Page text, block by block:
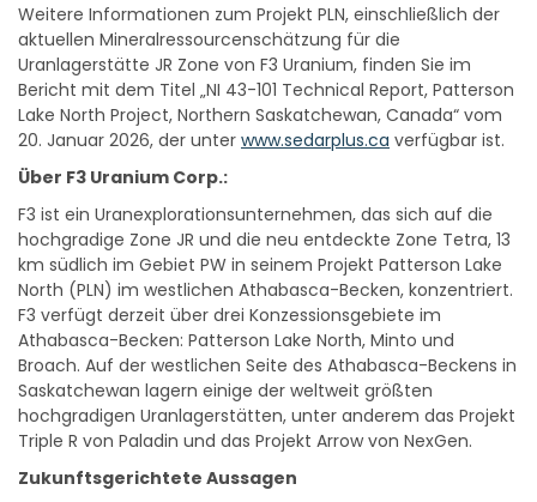
Weitere Informationen zum Projekt PLN, einschließlich der
aktuellen Mineralressourcenschätzung für die
Uranlagerstätte JR Zone von F3 Uranium, finden Sie im
Bericht mit dem Titel „NI 43-101 Technical Report, Patterson
Lake North Project, Northern Saskatchewan, Canada“ vom
20. Januar 2026, der unter www.sedarplus.ca verfügbar ist.
Über F3 Uranium Corp.:
F3 ist ein Uranexplorationsunternehmen, das sich auf die
hochgradige Zone JR und die neu entdeckte Zone Tetra, 13
km südlich im Gebiet PW in seinem Projekt Patterson Lake
North (PLN) im westlichen Athabasca-Becken, konzentriert.
F3 verfügt derzeit über drei Konzessionsgebiete im
Athabasca-Becken: Patterson Lake North, Minto und
Broach. Auf der westlichen Seite des Athabasca-Beckens in
Saskatchewan lagern einige der weltweit größten
hochgradigen Uranlagerstätten, unter anderem das Projekt
Triple R von Paladin und das Projekt Arrow von NexGen.
Zukunftsgerichtete Aussagen